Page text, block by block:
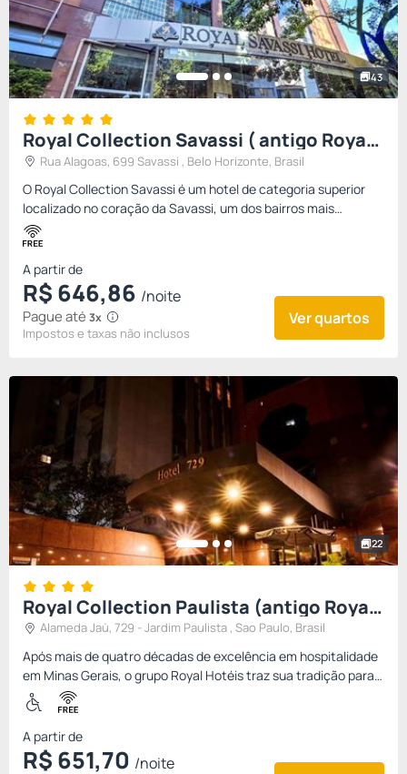
43
Royal Collection Savassi ( antigo Royal
Boutique Savassi)
Rua Alagoas, 699 Savassi , Belo Horizonte, Brasil
O Royal Collection Savassi é um hotel de categoria superior
localizado no coração da Savassi, um dos bairros mais
sofisticados e vibrantes de Belo Horizonte. Com 81
apartamentos el...
A partir de
R$ 646,86 /noite
Impostos e taxas não inclusos
Pague até 3x Ver quartos
22
Royal Collection Paulista (antigo Royal
Boutique Jardins)
Alameda Jaú, 729 - Jardim Paulista , Sao Paulo, Brasil
Após mais de quatro décadas de excelência em hospitalidade
em Minas Gerais, o grupo Royal Hotéis traz sua tradição para
São Paulo com o Royal Boutique Paulista Hotel. Localizado
no...
A partir de
R$ 651,70 /noite